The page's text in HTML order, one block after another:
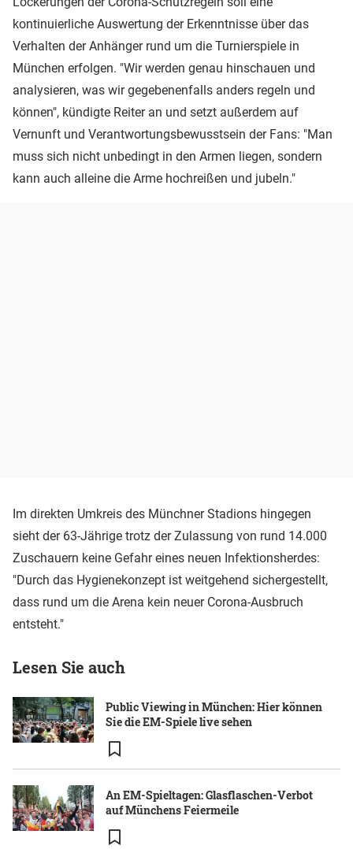
kontinuierliche Auswertung der Erkenntnisse über das
Verhalten der Anhänger rund um die Turnierspiele in
München erfolgen. "Wir werden genau hinschauen und
analysieren, was wir gegebenenfalls anders regeln und
können", kündigte Reiter an und setzt außerdem auf
Vernunft und Verantwortungsbewusstsein der Fans: "Man
muss sich nicht unbedingt in den Armen liegen, sondern
kann auch alleine die Arme hochreißen und jubeln."
Im direkten Umkreis des Münchner Stadions hingegen
sieht der 63-Jährige trotz der Zulassung von rund 14.000
Zuschauern keine Gefahr eines neuen Infektionsherdes:
"Durch das Hygienekonzept ist weitgehend sichergestellt,
dass rund um die Arena kein neuer Corona-Ausbruch
entsteht."
Lesen Sie auch
Public Viewing in München: Hier können
Sie die EM-Spiele live sehen
An EM-Spieltagen: Glasflaschen-Verbot
auf Münchens Feiermeile